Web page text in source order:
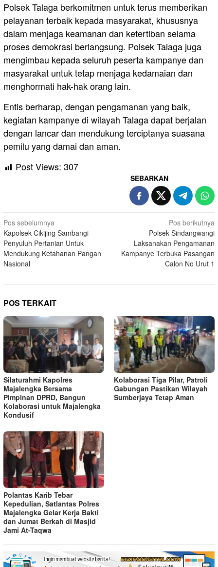
Polsek Talaga berkomitmen untuk terus memberikan
pelayanan terbaik kepada masyarakat, khususnya
dalam menjaga keamanan dan ketertiban selama
proses demokrasi berlangsung. Polsek Talaga juga
mengimbau kepada seluruh peserta kampanye dan
masyarakat untuk tetap menjaga kedamaian dan
menghormati hak-hak orang lain.
Entis berharap, dengan pengamanan yang baik,
kegiatan kampanye di wilayah Talaga dapat berjalan
dengan lancar dan mendukung terciptanya suasana
pemilu yang damai dan aman.
Post Views: 307
SEBARKAN
Navigasi
pos
Pos sebelumnya
Kapolsek Cikijing Sambangi
Penyuluh Pertanian Untuk
Mendukung Ketahanan Pangan
Nasional
Pos berikutnya
Polsek Sindangwangi
Laksanakan Pengamanan
Kampanye Terbuka Pasangan
Calon No Urut 1
POS TERKAIT
Silaturahmi Kapolres
Majalengka Bersama
Pimpinan DPRD, Bangun
Kolaborasi untuk Majalengka
Kondusif
Kolaborasi Tiga Pilar, Patroli
Gabungan Pastikan Wilayah
Sumberjaya Tetap Aman
Polantas Karib Tebar
Kepedulian, Satlantas Polres
Majalengka Gelar Kerja Bakti
dan Jumat Berkah di Masjid
Jami At-Taqwa